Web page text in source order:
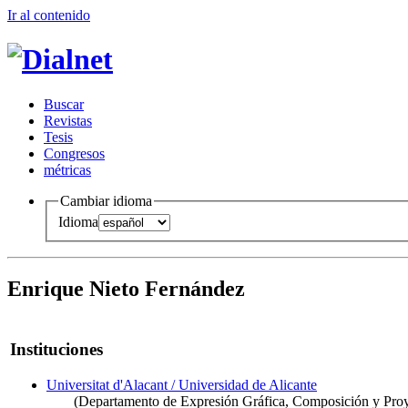
Ir al contenido
Buscar
Revistas
Tesis
Congresos
métricas
Cambiar idioma
Idioma
Enrique Nieto Fernández
Instituciones
Universitat d'Alacant / Universidad de Alicante
(Departamento de Expresión Gráfica, Composición y